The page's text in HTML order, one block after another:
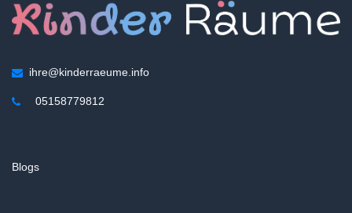
ihre@kinderraeume.info
05158779812
Blogs